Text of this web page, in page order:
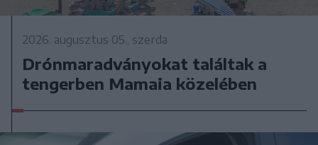
2026. augusztus 05., szerda
Drónmaradványokat találtak a
tengerben Mamaia közelében